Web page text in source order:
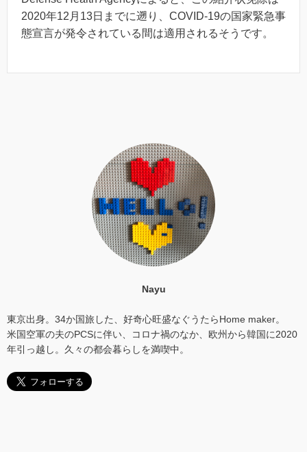
2020年12月13日までに遡り、COVID-19の国家緊急事
態宣言が発令されている間は適用されるそうです。
Nayu
東京出身。34か国旅した、好奇心旺盛なぐうたらHome maker。
米国空軍の夫のPCSに伴い、コロナ禍のなか、欧州から韓国に2020
年引っ越し。久々の都会暮らしを満喫中。